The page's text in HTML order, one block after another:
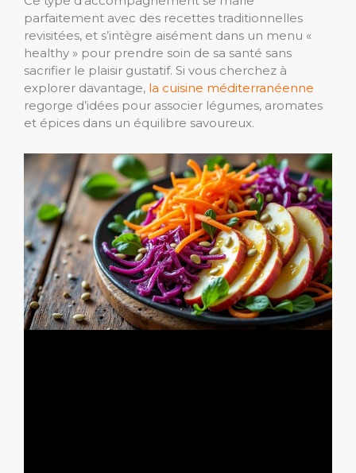
parfaitement avec des recettes traditionnelles
revisitées, et s’intègre aisément dans un menu «
healthy » pour prendre soin de sa santé sans
sacrifier le plaisir gustatif. Si vous cherchez à
explorer davantage, la cuisine méditerranéenne
regorge d’idées pour associer légumes, aromates
et épices dans un équilibre savoureux.